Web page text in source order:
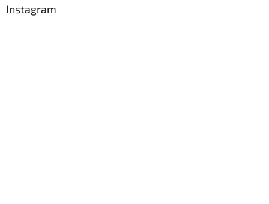
Instagram